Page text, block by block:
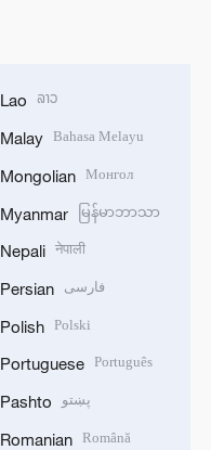
Lao ລາວ
Malay Bahasa Melayu
Mongolian Монгол
Myanmar မြန်မာဘာသာ
Nepali नेपाली
Persian فارسی
Polish Polski
Portuguese Português
Pashto پښتو
Romanian Română